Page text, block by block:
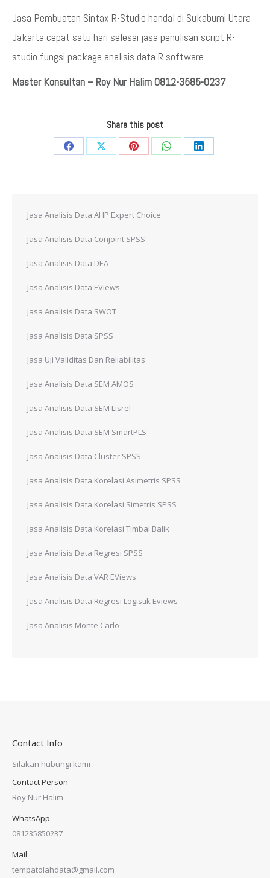
Jasa Pembuatan Sintax R-Studio handal di Sukabumi Utara
Jakarta cepat satu hari selesai jasa penulisan script R-
studio fungsi package analisis data R software
Master Konsultan – Roy Nur Halim 0812-3585-0237
Share this post
Share
Share
Share
Share
Share
Jasa Analisis Data AHP Expert Choice
Jasa Analisis Data Conjoint SPSS
Jasa Analisis Data DEA
Jasa Analisis Data EViews
Jasa Analisis Data SWOT
Jasa Analisis Data SPSS
Jasa Uji Validitas Dan Reliabilitas
Jasa Analisis Data SEM AMOS
Jasa Analisis Data SEM Lisrel
Jasa Analisis Data SEM SmartPLS
Jasa Analisis Data Cluster SPSS
Jasa Analisis Data Korelasi Asimetris SPSS
Jasa Analisis Data Korelasi Simetris SPSS
Jasa Analisis Data Korelasi Timbal Balik
Jasa Analisis Data Regresi SPSS
Jasa Analisis Data VAR EViews
Jasa Analisis Data Regresi Logistik Eviews
Jasa Analisis Monte Carlo
Contact Info
Silakan hubungi kami :
Contact Person
Roy Nur Halim
WhatsApp
081235850237
Mail
tempatolahdata@gmail.com